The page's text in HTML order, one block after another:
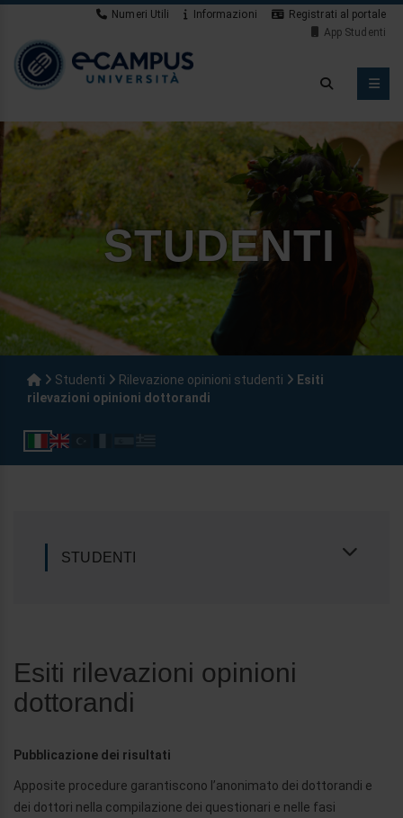
Numeri Utili Informazioni
Registrati al portale
App Studenti
STUDENTI
Studenti Rilevazione opinioni studenti
Esiti
rilevazioni opinioni dottorandi
STUDENTI
Esiti rilevazioni opinioni
dottorandi
Pubblicazione dei risultati
Apposite procedure garantiscono l’anonimato dei dottorandi e
dei dottori nella compilazione dei questionari e nelle fasi